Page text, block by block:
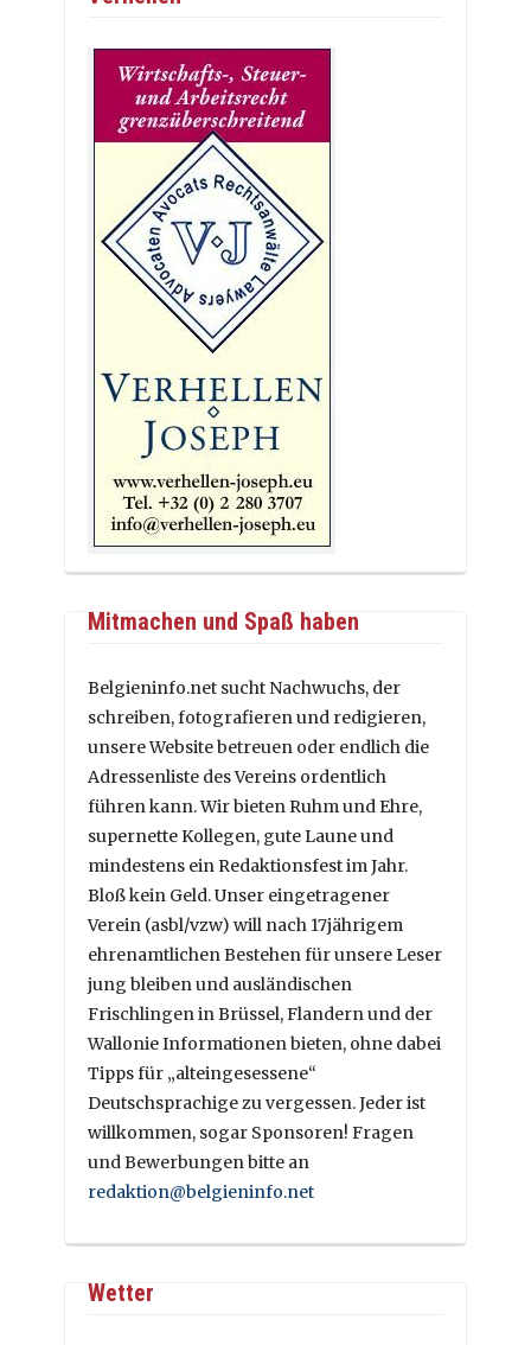
Mitmachen und Spaß haben
Belgieninfo.net sucht Nachwuchs, der
schreiben, fotografieren und redigieren,
unsere Website betreuen oder endlich die
Adressenliste des Vereins ordentlich
führen kann. Wir bieten Ruhm und Ehre,
supernette Kollegen, gute Laune und
mindestens ein Redaktionsfest im Jahr.
Bloß kein Geld. Unser eingetragener
Verein (asbl/vzw) will nach 17jährigem
ehrenamtlichen Bestehen für unsere Leser
jung bleiben und ausländischen
Frischlingen in Brüssel, Flandern und der
Wallonie Informationen bieten, ohne dabei
Tipps für „alteingesessene“
Deutschsprachige zu vergessen. Jeder ist
willkommen, sogar Sponsoren! Fragen
und Bewerbungen bitte an
redaktion@belgieninfo.net
Wetter